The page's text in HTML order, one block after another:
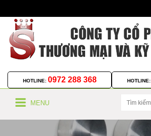
HOTLINE: 0972 288 368 HOTLINE:
MENU